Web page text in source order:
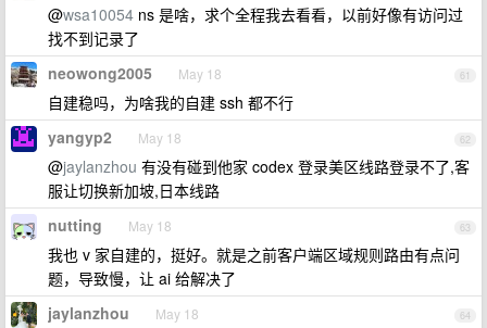
@wsa10054 ns 是啥，求个全程我去看看，以前好像有访问过
找不到记录了
61
neowong2005 May 18
自建稳吗，为啥我的自建 ssh 都不行
62
yangyp2 May 18
@jaylanzhou 有没有碰到他家 codex 登录美区线路登录不了,客
服让切换新加坡,日本线路
63
nutting May 18
我也 v 家自建的，挺好。就是之前客户端区域规则路由有点问
题，导致慢，让 ai 给解决了
64
jaylanzhou May 18